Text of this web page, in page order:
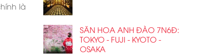
là
SĂN HOA ANH ĐÀO 7N6Đ:
TOKYO - FUJI - KYOTO -
OSAKA